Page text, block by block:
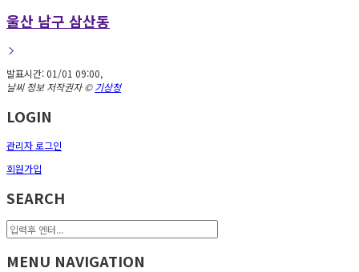
울산 남구 삼산동
발표시간:01/01 09:00,
날씨 정보 저작권자 ©기상청
LOGIN
관리자 로그인
회원가입
SEARCH
MENU NAVIGATION